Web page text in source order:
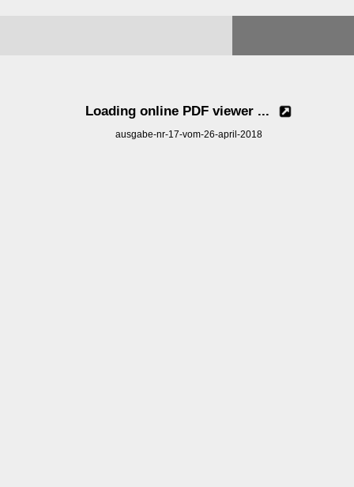
Loading online PDF viewer ...
ausgabe-nr-17-vom-26-april-2018